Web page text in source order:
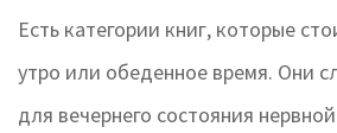
Есть категории книг, которые
утро или обеденное время. Они
для вечернего состояния